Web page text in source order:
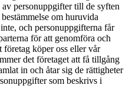
personuppgifter till de syften
om huruvida
och personuppgifterna får
för att genomföra och
företag köper oss eller vår
det företaget att få tillgång
in och åtar sig de rättigheter
som beskrivs i